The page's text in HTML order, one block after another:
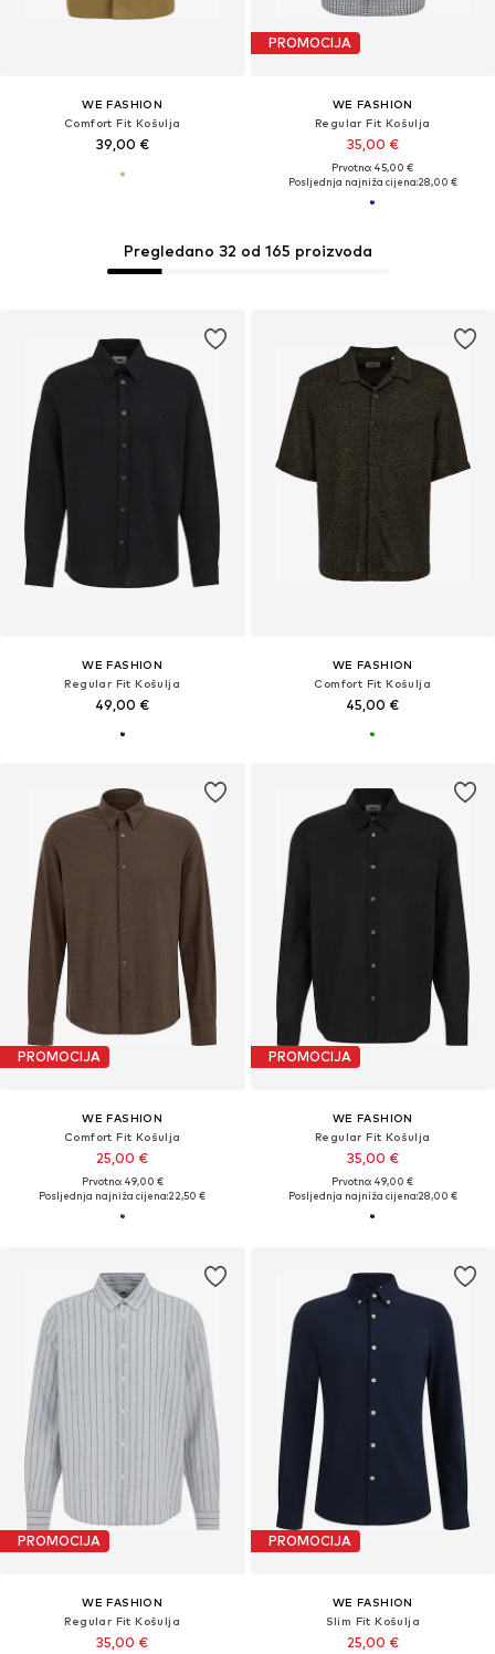
WE FASHION
Comfort Fit Košulja
39,00 €
PROMOCIJA
WE FASHION
Regular Fit Košulja
35,00 €
Prvotno: 45,00 €
Posljednja najniža cijena:28,00 €
WE FASHION
Regular Fit Košulja
49,00 €
WE FASHION
Comfort Fit Košulja
45,00 €
Pregledano 32 od 165 proizvoda
PROMOCIJA
WE FASHION
Comfort Fit Košulja
25,00 €
Prvotno: 49,00 €
Posljednja najniža cijena:22,50 €
PROMOCIJA
WE FASHION
Regular Fit Košulja
35,00 €
Prvotno: 49,00 €
Posljednja najniža cijena:28,00 €
PROMOCIJA
WE FASHION
Regular Fit Košulja
35,00 €
PROMOCIJA
WE FASHION
Slim Fit Košulja
25,00 €